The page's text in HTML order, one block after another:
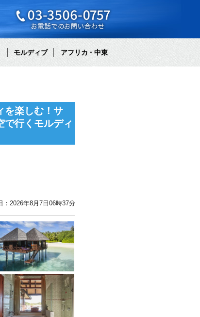
モルディブ アフリカ・中東
を楽しむ！サ
行くモルディ
：2026年8月7日06時37分